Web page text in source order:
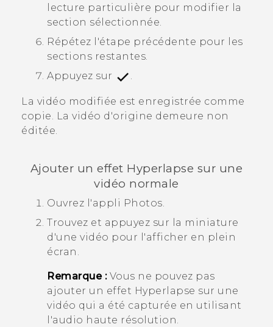
lecture particulière pour modifier la
section sélectionnée.
Répétez l'étape précédente pour les
sections restantes.
Appuyez sur
.
La vidéo modifiée est enregistrée comme
copie. La vidéo d'origine demeure non
éditée.
Ajouter un effet Hyperlapse sur une
vidéo normale
Ouvrez l'appli Photos.
Trouvez et appuyez sur la miniature
d'une vidéo pour l'afficher en plein
écran.
Remarque :Vous ne pouvez pas
ajouter un effet Hyperlapse sur une
vidéo qui a été capturée en utilisant
l'audio haute résolution.